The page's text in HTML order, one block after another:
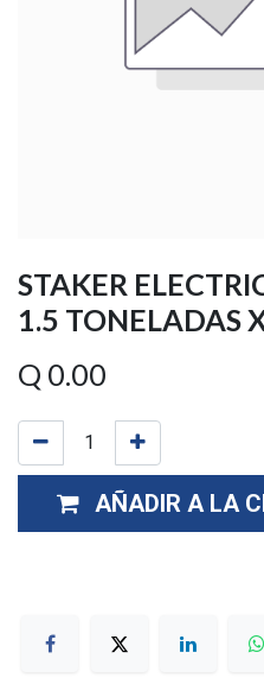
STAKER
1.5 TONELADAS
Q 0.00
AÑADIR A LA